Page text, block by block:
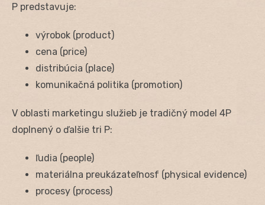
P predstavuje:
výrobok (product)
cena (price)
distribúcia (place)
komunikačná politika (promotion)
V oblasti marketingu služieb je tradičný model 4P
doplnený o ďalšie tri P:
ľudia (people)
materiálna preukázateľnosf (physical evidence)
procesy (process)